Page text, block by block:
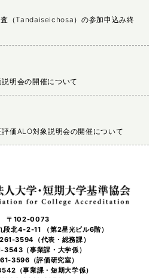
（Tandaiseichosa）の参加申込み終
明会の開催について
価ALO対象説明会の開催について
〒102-0073
段北4-2-11 （第2星光ビル6階）
3594（代表・総務課）
（事業課・大学係）
3596（評価研究室）
（事業課・短期大学係）